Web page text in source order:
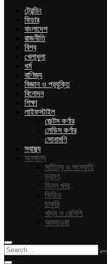
ট্রেন্ডিং
ফিচার
বাংলাদেশ
রাজনীতি
বিশ্ব
খেলাধুলা
ধর্ম
বাণিজ্য
বিজ্ঞান ও প্রযুক্তি
বিনোদন
শিক্ষা
লাইফস্টাইল
জেন্টস কর্ণার
লেডিস কর্ণার
সোনামণি
স্বাস্থ্য
অন্যান্য
সাহিত্য ও সংস্কৃতি
ভ্রমণ
ভিন্ন খবর
ভিডিও
চাকুরি
খাদ্য ও রেসিপি
আবহাওয়া
Search
…